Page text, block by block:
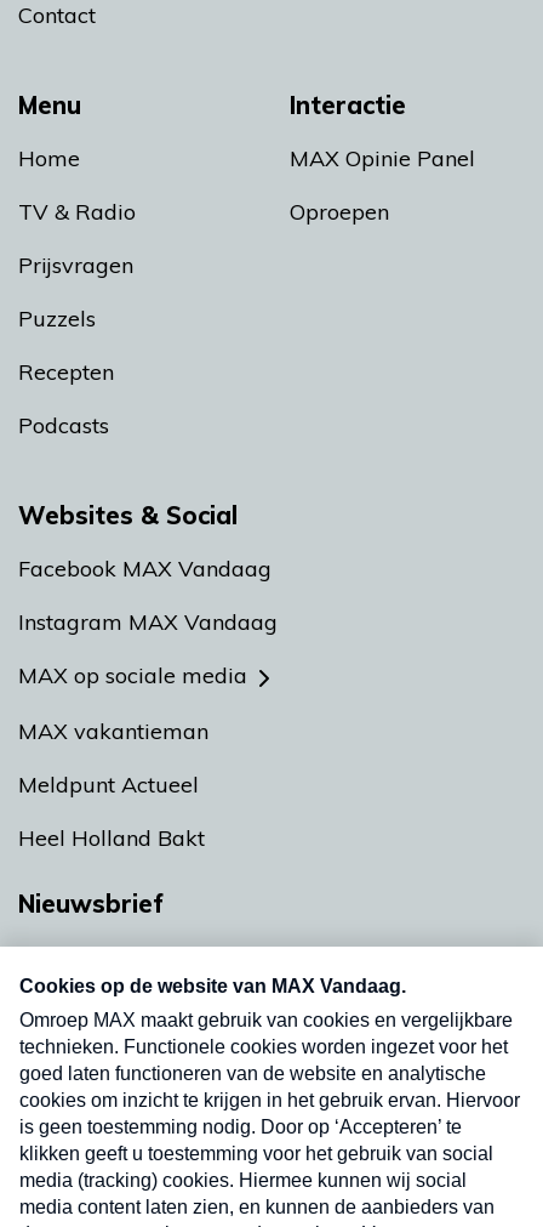
Menu
Home
TV & Radio
Prijsvragen
Puzzels
Recepten
Podcasts
Interactie
MAX Opinie Panel
Oproepen
Contact
Websites & Social
Facebook MAX Vandaag
Instagram MAX Vandaag
MAX op sociale media
MAX vakantieman
Meldpunt Actueel
Heel Holland Bakt
Nieuwsbrief
nieuwsbrief. Elke vrijdag- en dinsdagochtend in
uw mailbox.
Verzend